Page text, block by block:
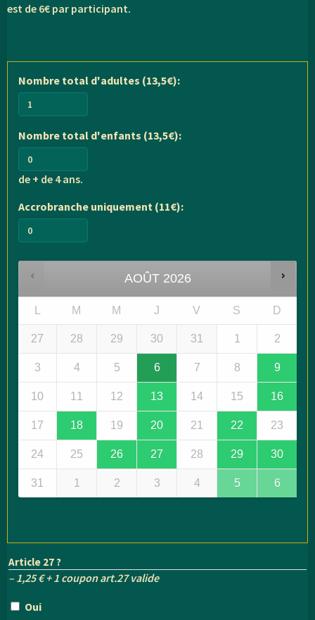
est de 6€ par participant.
Nombre total d'adultes (13,5€):
Nombre total d'enfants (13,5€):
de + de 4 ans.
Accrobranche uniquement (11€):
AOÛT 2026
M M J V S D
27 28 29 30 31 1 2
3 4 5 6 7 8 9
10 11 12 13 14 15 16
17 18 19 20 21 22 23
24 25 26 27 28 29 30
31 1 2 3 4 5 6
Article 27 ?
– 1,25 € + 1 coupon art.27 valide
Oui